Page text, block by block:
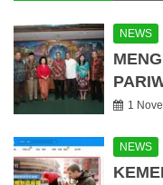
NEWS
1
NEWS